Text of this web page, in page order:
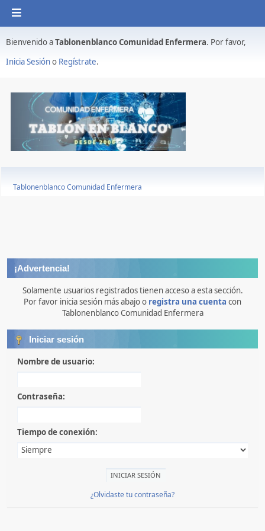
Bienvenido aTablonenblanco Comunidad Enfermera. Por favor,
Inicia Sesióno Regístrate.
Tablonenblanco Comunidad Enfermera
¡Advertencia!
Solamente usuarios registrados tienen acceso a esta sección.
Por favor inicia sesión más abajo o registra una cuenta con
Tablonenblanco Comunidad Enfermera
Iniciar sesión
Nombre de usuario:
Contraseña:
Tiempo de conexión:
¿Olvidaste tu contraseña?